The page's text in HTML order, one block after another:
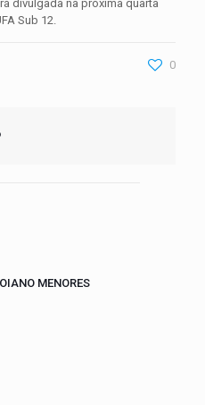
divulgada na próxima quarta
Sub 12.
0
MENORES